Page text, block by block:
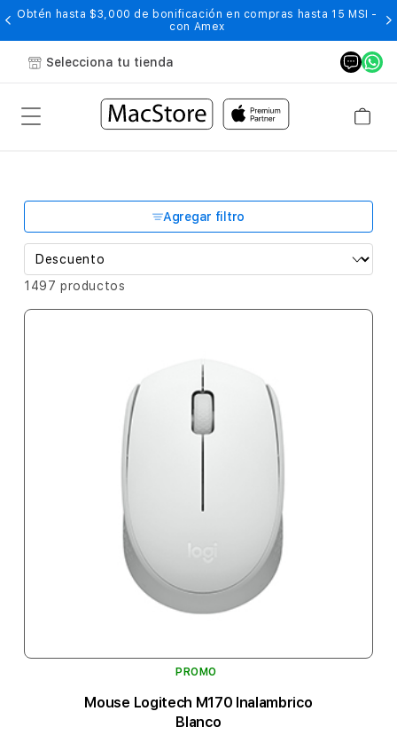
Obtén hasta $3,000 de bonificación en compras hasta 15 MSI -
con Amex
Selecciona tu tienda
Agregar filtro
1497 productos
PROMO
Mouse Logitech M170 Inalambrico
Blanco